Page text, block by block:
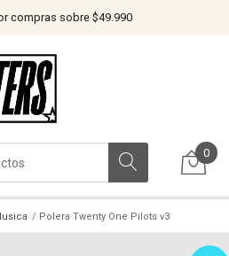
compras sobre $49.990
0
Polera Twenty One Pilots v3